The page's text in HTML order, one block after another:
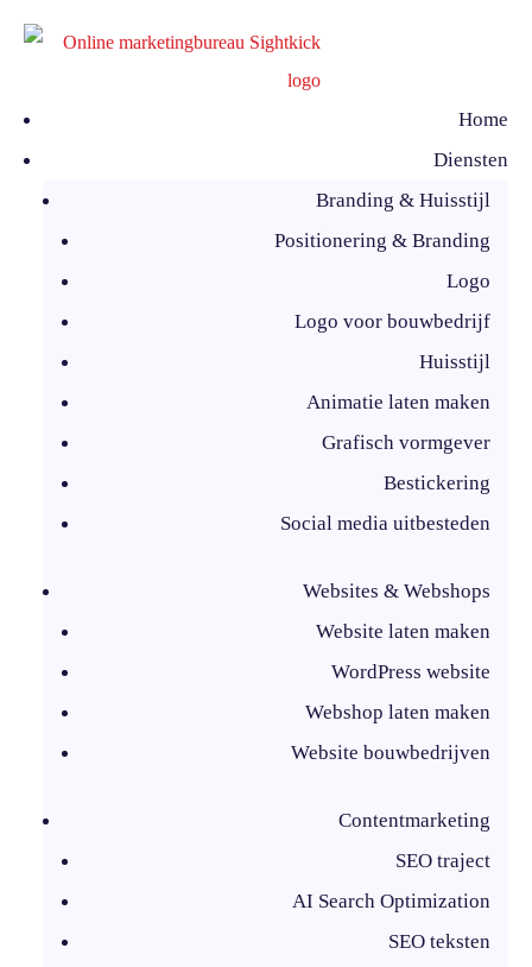
Home
Diensten
Branding & Huisstijl
Positionering & Branding
Logo
Logo voor bouwbedrijf
Huisstijl
Animatie laten maken
Grafisch vormgever
Bestickering
Social media uitbesteden
Websites & Webshops
Website laten maken
WordPress website
Webshop laten maken
Website bouwbedrijven
Contentmarketing
SEO traject
AI Search Optimization
SEO teksten